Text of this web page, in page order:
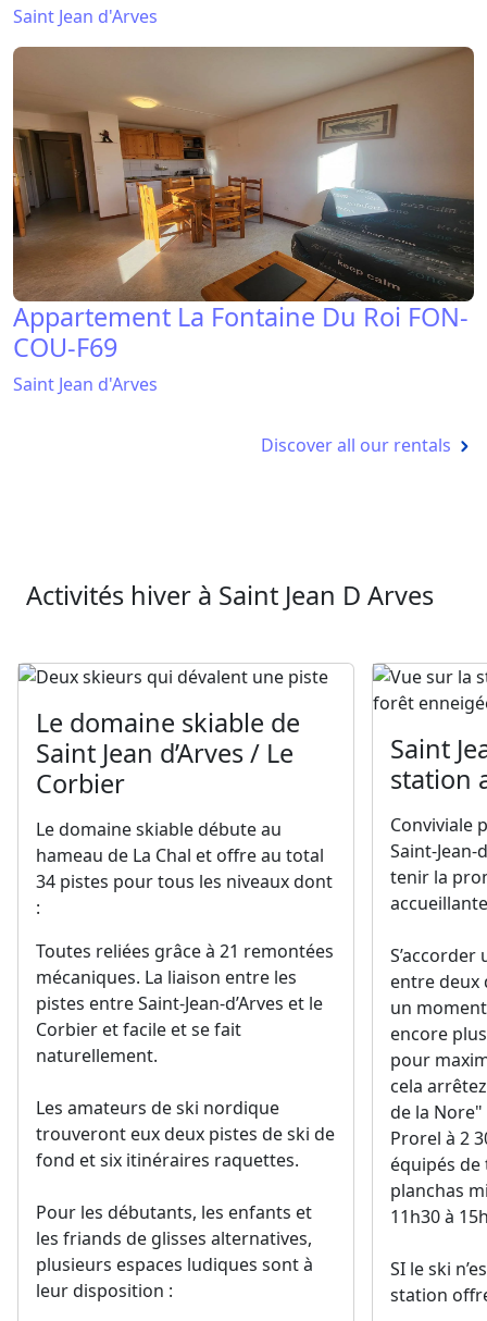
Saint Jean d'Arves
Appartement La Fontaine Du Roi FON-
COU-F69
Saint Jean d'Arves
Discover all our rentals
Activités hiver à Saint Jean D Arves
Le domaine skiable de
Saint Jean d’Arves / Le
Corbier
Le domaine skiable débute au
hameau de La Chal et offre au total
34 pistes pour tous les niveaux dont
:
Toutes reliées grâce à 21 remontées
mécaniques. La liaison entre les
pistes entre Saint-Jean-d’Arves et le
Corbier et facile et se fait
naturellement.
Les amateurs de ski nordique
trouveront eux deux pistes de ski de
fond et six itinéraires raquettes.
Pour les débutants, les enfants et
les friands de glisses alternatives,
plusieurs espaces ludiques sont à
leur disposition :
Saint
station
Conviviale
Saint-Jean-
tenir la
entre deux
un
encore
pour
cela
de la
Prorel à 2
équipés
planchas
11h30 à
SI le ski
station